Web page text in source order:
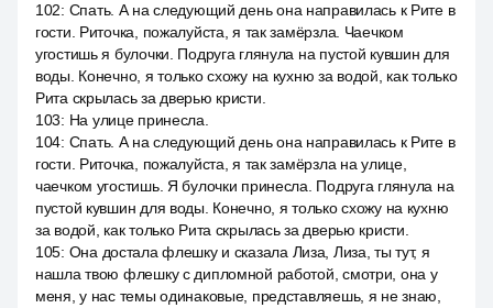
102: Спать. А на следующий день она направилась к Рите в
гости. Риточка, пожалуйста, я так замёрзла. Чаечком
угостишь я булочки. Подруга глянула на пустой кувшин для
воды. Конечно, я только схожу на кухню за водой, как только
Рита скрылась за дверью кристи.
103: На улице принесла.
104: Спать. А на следующий день она направилась к Рите в
гости. Риточка, пожалуйста, я так замёрзла на улице,
чаечком угостишь. Я булочки принесла. Подруга глянула на
пустой кувшин для воды. Конечно, я только схожу на кухню
за водой, как только Рита скрылась за дверью кристи.
105: Она достала флешку и сказала Лиза, Лиза, ты тут, я
нашла твою флешку с дипломной работой, смотри, она у
меня, у нас темы одинаковые, представляешь, я не знаю,